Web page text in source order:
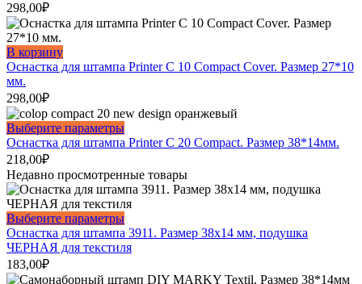
странице
товара.
298,00₽
В корзину
Оснастка для штампа Printer С 10 Compact Cover. Размер 27*10
мм.
298,00₽
Выберите параметрыЭтот
товар
несколько
вариаций.
Опции
можно
выбрать
на
странице
товара.
Оснастка для штампа Printer С 20 Compact. Размер 38*14мм.
218,00₽
Недавно просмотренные товары
Выберите параметрыЭтот
товар
имеет
вариаций.
Оснастка для штампа 3911. Размер 38х14 мм, подушка
ЧЕРНАЯ для текстиля
183,00₽